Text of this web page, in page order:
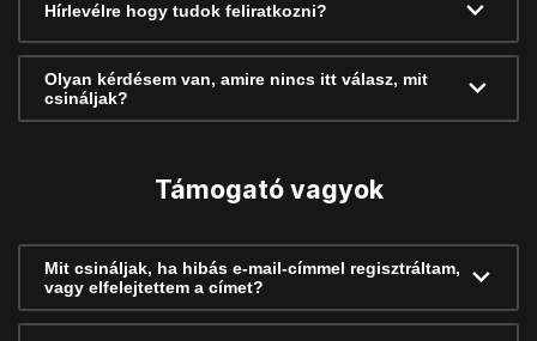
Hírlevélre hogy tudok feliratkozni?
Olyan kérdésem van, amire nincs itt válasz, mit
csináljak?
Támogató vagyok
Mit csináljak, ha hibás e-mail-címmel regisztráltam,
vagy elfelejtettem a címet?